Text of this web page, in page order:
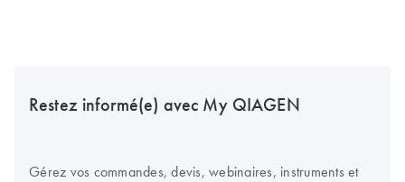
Restez informé(e) avec My QIAGEN
Gérez vos commandes, devis, webinaires, instruments et